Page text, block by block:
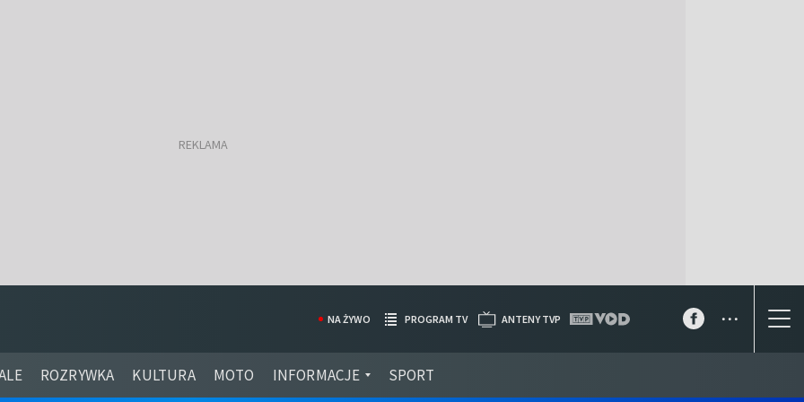
ROZRYWKA KULTURA MOTO INFORMACJE SPORT
NA ŻYWO PROGRAM TV ANTENY TVP ...